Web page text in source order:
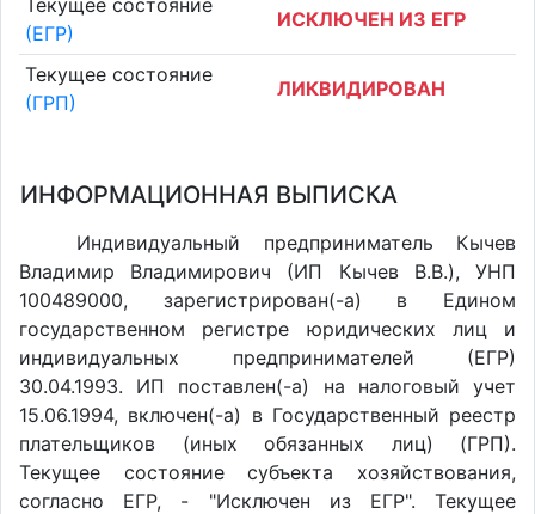
(ЕГР)
ИСКЛЮЧЕН ИЗ ЕГР
Текущее состояние
(ГРП)
ЛИКВИДИРОВАН
ИНФОРМАЦИОННАЯ ВЫПИСКА
Индивидуальный предприниматель Кычев
Владимир Владимирович (ИП Кычев В.В.), УНП
100489000, зарегистрирован(-а) в Едином
государственном регистре юридических лиц и
индивидуальных предпринимателей (ЕГР)
30.04.1993. ИП поставлен(-a) на налоговый учет
15.06.1994, включен(-a) в Государственный реестр
плательщиков (иных обязанных лиц) (ГРП).
Текущее состояние субъекта хозяйствования,
согласно ЕГР, - "Исключен из ЕГР". Текущее